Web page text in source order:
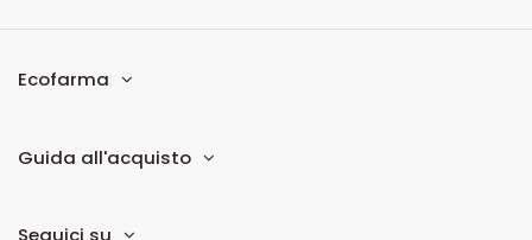
Ecofarma
Guida all'acquisto
Seguici su